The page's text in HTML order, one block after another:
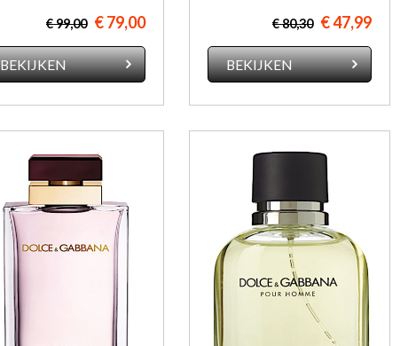
€ 99,00 € 79,00
BEKIJKEN
€ 80,30 € 47,99
BEKIJKEN